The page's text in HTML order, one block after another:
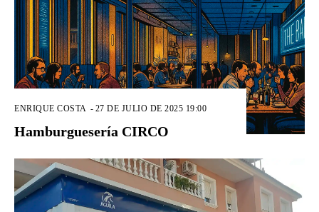
ENRIQUE COSTA - 27 DE JULIO DE 2025 19:00
Hamburguesería CIRCO